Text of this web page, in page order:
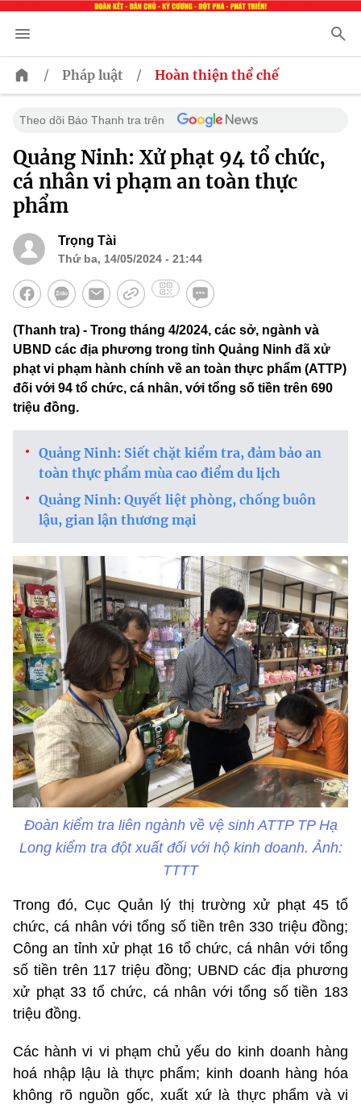
/ Pháp luật / Hoàn thiện thể chế
Theo dõi Báo Thanh tra trên
Quảng Ninh: Xử phạt 94 tổ chức,
cá nhân vi phạm an toàn thực
phẩm
Trọng Tài
Thứ ba, 14/05/2024 - 21:44
(Thanh tra) - Trong tháng 4/2024, các sở, ngành và
UBND các địa phương trong tỉnh Quảng Ninh đã xử
phạt vi phạm hành chính về an toàn thực phẩm (ATTP)
đối với 94 tổ chức, cá nhân, với tổng số tiền trên 690
triệu đồng.
Quảng Ninh: Siết chặt kiểm tra, đảm bảo an
toàn thực phẩm mùa cao điểm du lịch
Quảng Ninh: Quyết liệt phòng, chống buôn
lậu, gian lận thương mại
Đoàn kiểm tra liên ngành về vệ sinh ATTP TP Hạ
Long kiểm tra đột xuất đối với hộ kinh doanh. Ảnh:
TTTT
Trong đó, Cục Quản lý thị trường xử phạt 45 tổ
chức, cá nhân với tổng số tiền trên 330 triệu đồng;
Công an tỉnh xử phạt 16 tổ chức, cá nhân với tổng
số tiền trên 117 triệu đồng; UBND các địa phương
xử phạt 33 tổ chức, cá nhân với tổng số tiền 183
triệu đồng.
Các hành vi vi phạm chủ yếu do kinh doanh hàng
hoá nhập lậu là thực phẩm; kinh doanh hàng hóa
không rõ nguồn gốc, xuất xứ là thực phẩm và vi